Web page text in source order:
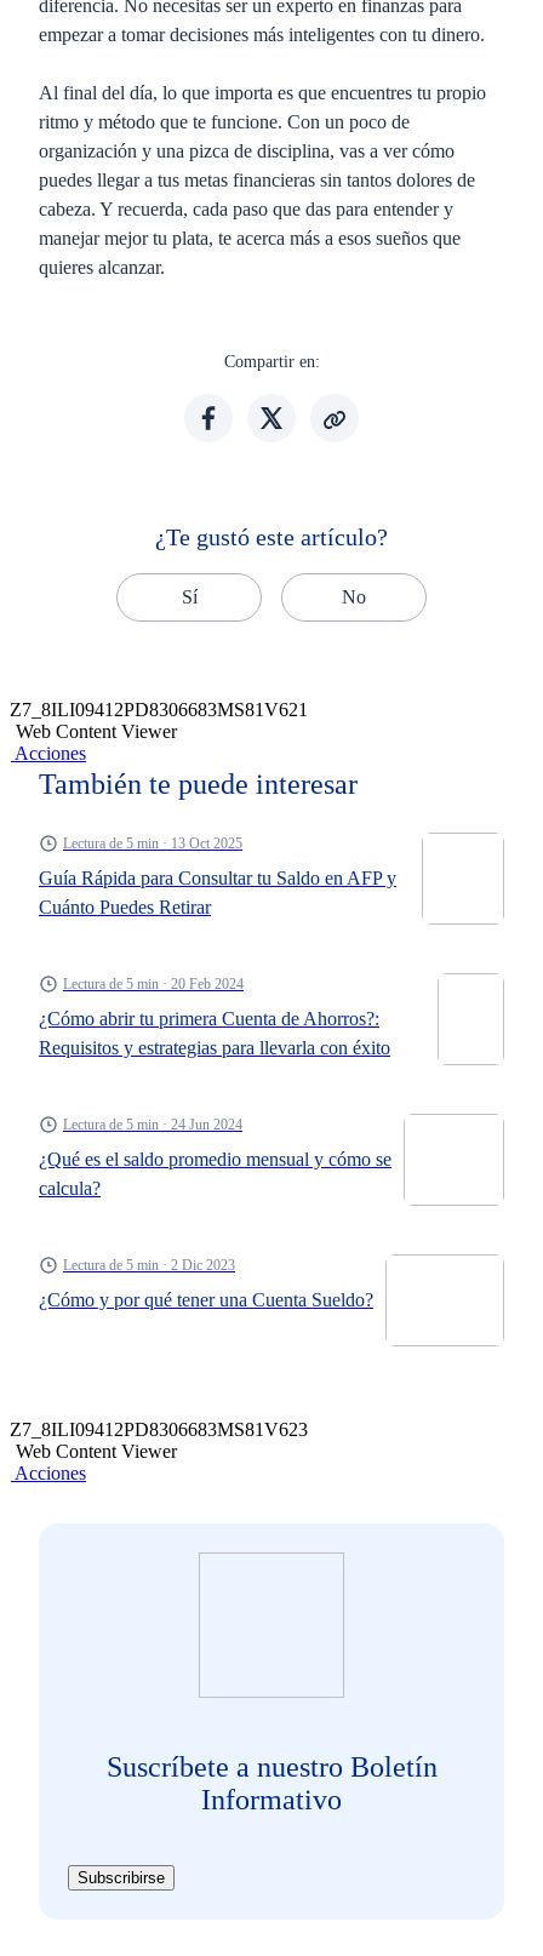
diferencia. No necesitas ser un experto en finanzas para
empezar a tomar decisiones más inteligentes con tu dinero.
Al final del día, lo que importa es que encuentres tu propio
ritmo y método que te funcione. Con un poco de
organización y una pizca de disciplina, vas a ver cómo
puedes llegar a tus metas financieras sin tantos dolores de
cabeza. Y recuerda, cada paso que das para entender y
manejar mejor tu plata, te acerca más a esos sueños que
quieres alcanzar.
Compartir en:
¿Te gustó este artículo?
Sí No
Z7_8ILI09412PD8306683MS81V621
Web Content Viewer
Acciones
También te puede interesar
Guía Rápida para Consultar tu Saldo en AFP y
Cuánto Puedes Retirar
Lectura de 5 min · 13 Oct 2025
¿Cómo abrir tu primera Cuenta de Ahorros?:
Requisitos y estrategias para llevarla con éxito
Lectura de 5 min · 20 Feb 2024
¿Qué es el saldo promedio mensual y cómo se
calcula?
Lectura de 5 min · 24 Jun 2024
¿Cómo y por qué tener una Cuenta Sueldo?
Lectura de 5 min · 2 Dic 2023
Z7_8ILI09412PD8306683MS81V623
Web Content Viewer
Acciones
Suscríbete a nuestro Boletín
Informativo
Subscribirse